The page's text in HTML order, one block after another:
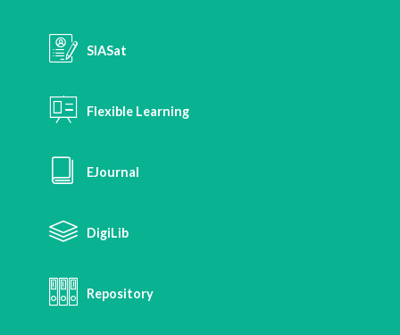
SIASat
Flexible Learning
EJournal
DigiLib
Repository